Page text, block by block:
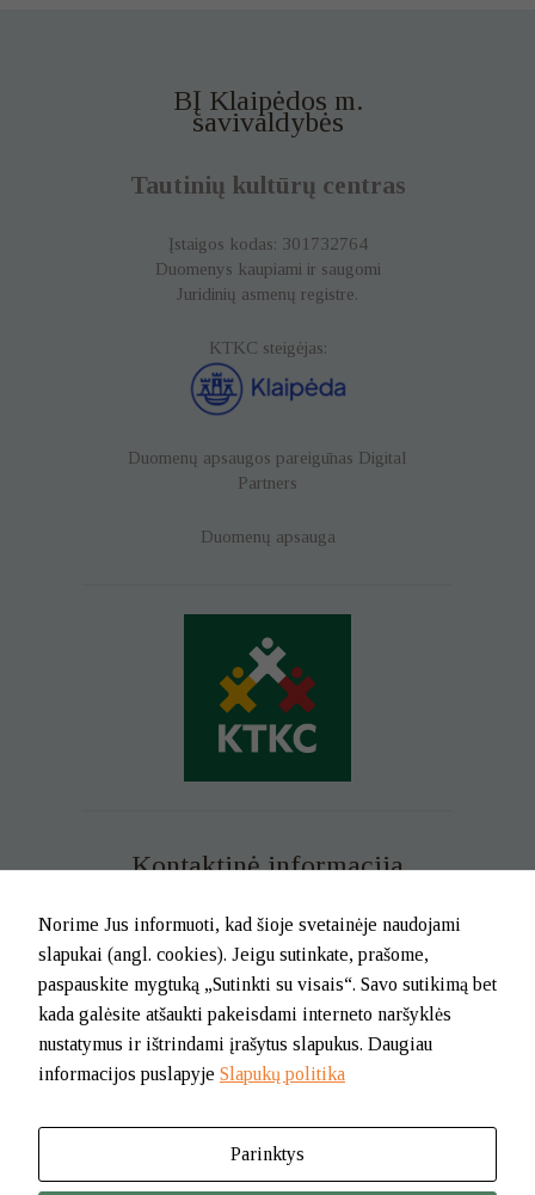
BĮ Klaipėdos m.
savivaldybės
Tautinių kultūrų centras
Įstaigos kodas: 301732764
Duomenys kaupiami ir saugomi
Juridinių asmenų registre.
KTKC steigėjas:
Duomenų apsaugos pareigūnas Digital
Partners
Duomenų apsauga
Kontaktinė informacija
Mob. tel. +370 699 73 229
Tel. (0-46) 21 02 83
El.p. info@klaipedatkc.lt
K. Donelaičio g. 6B, Klaipėda
I-V nuo 8.00 iki 17.00.
Norime Jus informuoti, kad šioje svetainėje naudojami
slapukai (angl. cookies). Jeigu sutinkate, prašome,
paspauskite mygtuką „Sutinkti su visais“. Savo sutikimą bet
kada galėsite atšaukti pakeisdami interneto naršyklės
nustatymus ir ištrindami įrašytus slapukus. Daugiau
informacijos puslapyje Slapukų politika
Parinktys